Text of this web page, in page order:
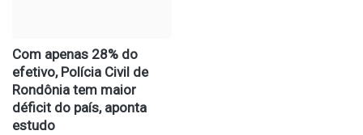
Com apenas 28% do
efetivo, Polícia Civil de
Rondônia tem maior
déficit do país, aponta
estudo